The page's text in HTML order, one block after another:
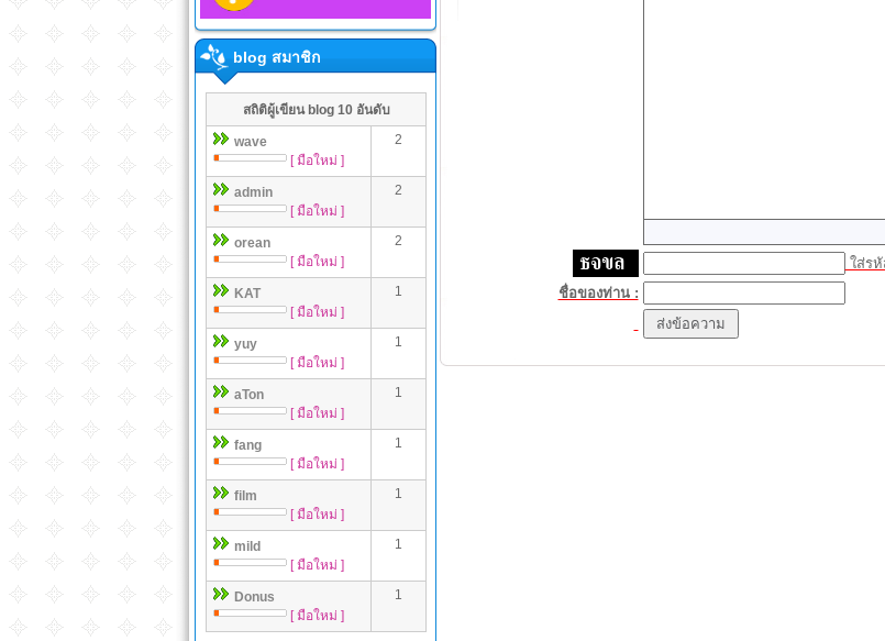
blog สมาชิก
สถิติผู้เขียน blog 10 อันดับ
wave
[ มือใหม่ ]
2
admin
[ มือใหม่ ]
2
orean
[ มือใหม่ ]
2
KAT
[ มือใหม่ ]
1
yuy
[ มือใหม่ ]
1
aTon
[ มือใหม่ ]
1
fang
[ มือใหม่ ]
1
film
[ มือใหม่ ]
1
mild
[ มือใหม่ ]
1
Donus
[ มือใหม่ ]
1
ใส่ร
ชื่อของท่าน :